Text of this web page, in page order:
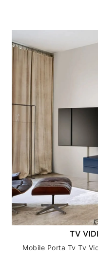
TV
Mobile Porta Tv Tv